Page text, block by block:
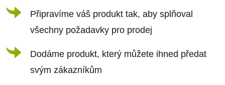
Připravíme váš produkt tak, aby splňoval
všechny požadavky pro prodej
Dodáme produkt, který můžete ihned předat
svým zákazníkům